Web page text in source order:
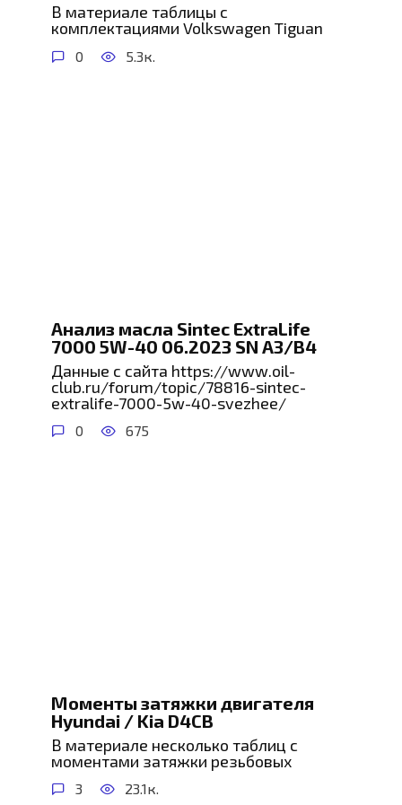
В материале таблицы с
комплектациями Volkswagen Tiguan
0 5.3к.
Анализ масла Sintec ExtraLife
7000 5W-40 06.2023 SN A3/B4
Данные с сайта https://www.oil-
club.ru/forum/topic/78816-sintec-
extralife-7000-5w-40-svezhee/
0 675
Моменты затяжки двигателя
Hyundai / Kia D4CB
В материале несколько таблиц с
моментами затяжки резьбовых
3 23.1к.